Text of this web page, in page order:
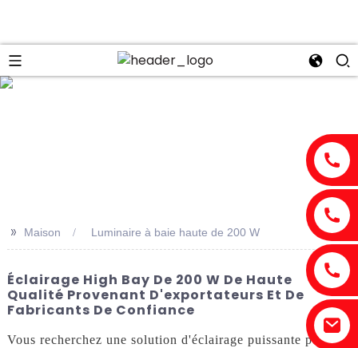
>> Maison Luminaire à baie haute de 200 W
Éclairage High Bay De 200 W De Haute
Qualité Provenant D'exportateurs Et De
Fabricants De Confiance
Vous recherchez une solution d'éclairage puissante pour